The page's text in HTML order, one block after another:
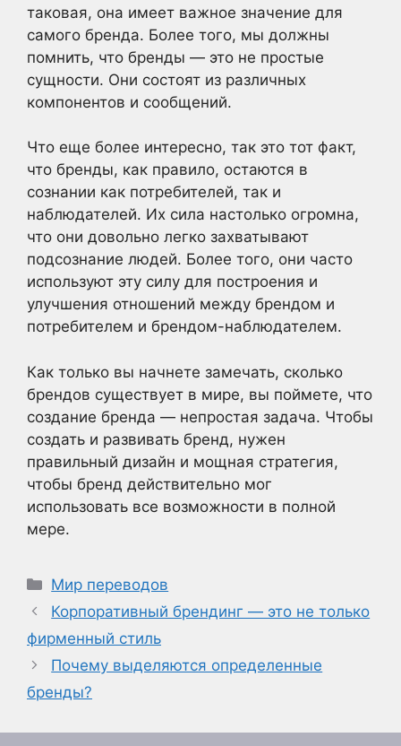
таковая, она имеет важное значение для
самого бренда. Более того, мы должны
помнить, что бренды — это не простые
сущности. Они состоят из различных
компонентов и сообщений.
Что еще более интересно, так это тот факт,
что бренды, как правило, остаются в
сознании как потребителей, так и
наблюдателей. Их сила настолько огромна,
что они довольно легко захватывают
подсознание людей. Более того, они часто
используют эту силу для построения и
улучшения отношений между брендом и
потребителем и брендом-наблюдателем.
Как только вы начнете замечать, сколько
брендов существует в мире, вы поймете, что
создание бренда — непростая задача. Чтобы
создать и развивать бренд, нужен
правильный дизайн и мощная стратегия,
чтобы бренд действительно мог
использовать все возможности в полной
мере.
Рубрики
Мир переводов
Корпоративный брендинг — это не только
фирменный стиль
Почему выделяются определенные
бренды?